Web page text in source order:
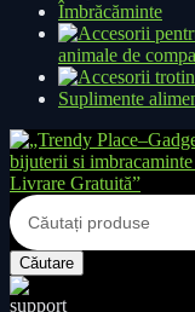
Îmbrăcăminte
animale de
Suplimente
Căutare